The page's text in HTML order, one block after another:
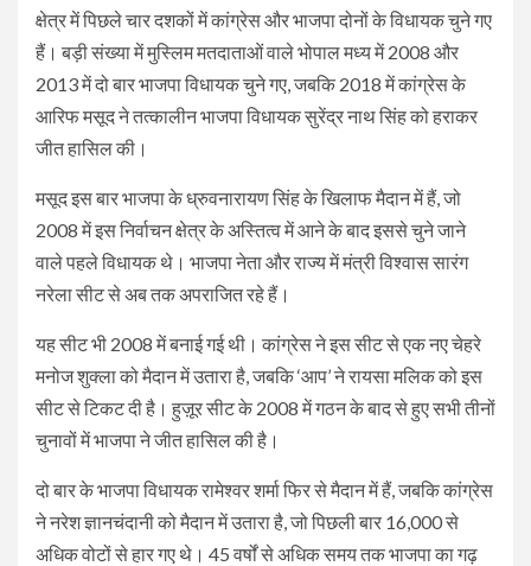
क्षेत्र में पिछले चार दशकों में कांग्रेस और भाजपा दोनों के विधायक चुने गए
हैं। बड़ी संख्या में मुस्लिम मतदाताओं वाले भोपाल मध्य में 2008 और
2013 में दो बार भाजपा विधायक चुने गए, जबकि 2018 में कांग्रेस के
आरिफ मसूद ने तत्कालीन भाजपा विधायक सुरेंद्र नाथ सिंह को हराकर
जीत हासिल की।
मसूद इस बार भाजपा के ध्रुवनारायण सिंह के खिलाफ मैदान में हैं, जो
2008 में इस निर्वाचन क्षेत्र के अस्तित्व में आने के बाद इससे चुने जाने
वाले पहले विधायक थे। भाजपा नेता और राज्य में मंत्री विश्वास सारंग
नरेला सीट से अब तक अपराजित रहे हैं।
यह सीट भी 2008 में बनाई गई थी। कांग्रेस ने इस सीट से एक नए चेहरे
मनोज शुक्ला को मैदान में उतारा है, जबकि ‘आप’ ने रायसा मलिक को इस
सीट से टिकट दी है। हुज़ूर सीट के 2008 में गठन के बाद से हुए सभी तीनों
चुनावों में भाजपा ने जीत हासिल की है।
दो बार के भाजपा विधायक रामेश्वर शर्मा फिर से मैदान में हैं, जबकि कांग्रेस
ने नरेश ज्ञानचंदानी को मैदान में उतारा है, जो पिछली बार 16,000 से
अधिक वोटों से हार गए थे। 45 वर्षों से अधिक समय तक भाजपा का गढ़